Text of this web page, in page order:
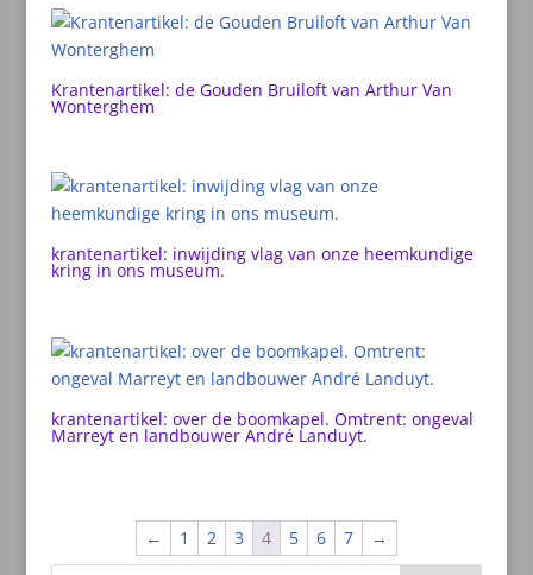
Krantenartikel: de Gouden Bruiloft van Arthur Van
Wonterghem
krantenartikel: inwijding vlag van onze heemkundige
kring in ons museum.
krantenartikel: over de boomkapel. Omtrent: ongeval
Marreyt en landbouwer André Landuyt.
← 1 2 3 4 5 6 7 →